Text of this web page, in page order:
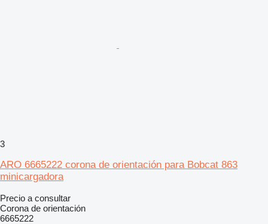
3
ARO 6665222 corona de orientación para Bobcat 863
minicargadora
Precio a consultar
Corona de orientación
6665222